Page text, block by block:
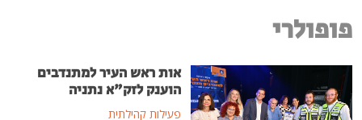
פופולרי
אות ראש העיר למתנדבים
הוענק לזק"א נתניה
פעילות קהילתית